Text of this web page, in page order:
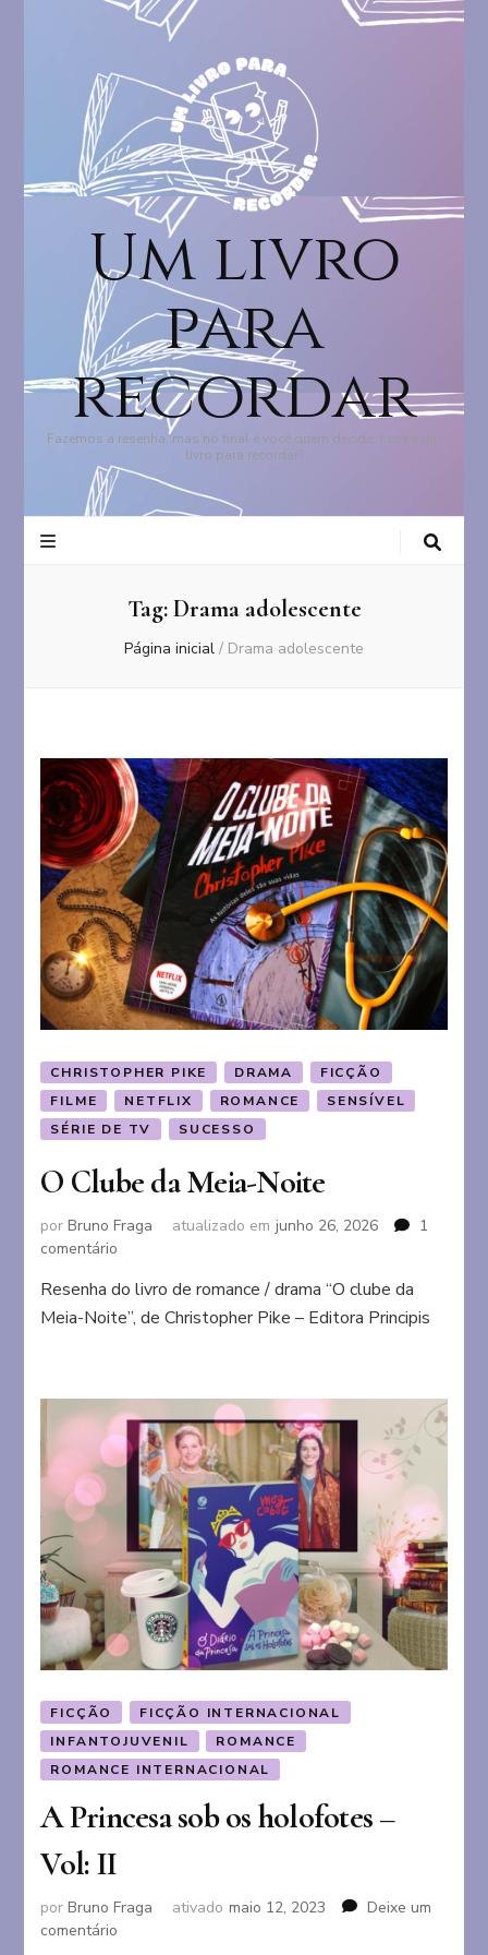
Um livro
para
recordar
Fazemos a resenha, mas no final é você quem decide: Esse é um
livro para recordar?
Tag:Drama adolescente
Página inicial / Drama adolescente
CHRISTOPHER PIKE DRAMA
FICÇÃO
FILME
NETFLIX ROMANCE
SENSÍVEL
SÉRIE DE TV
SUCESSO
O Clube da Meia-Noite
porBruno Fraga atualizado em junho 26, 2026
1
comentário
Clube
da
Resenha do livro de romance / drama “O clube da
Meia-Noite”, de Christopher Pike – Editora Principis
FICÇÃO
FICÇÃO INTERNACIONAL
INFANTOJUVENIL
ROMANCE
ROMANCE INTERNACIONAL
A Princesa sob os holofotes –
Vol: II
porBruno Fraga ativado maio 12, 2023
Deixe um
comentário